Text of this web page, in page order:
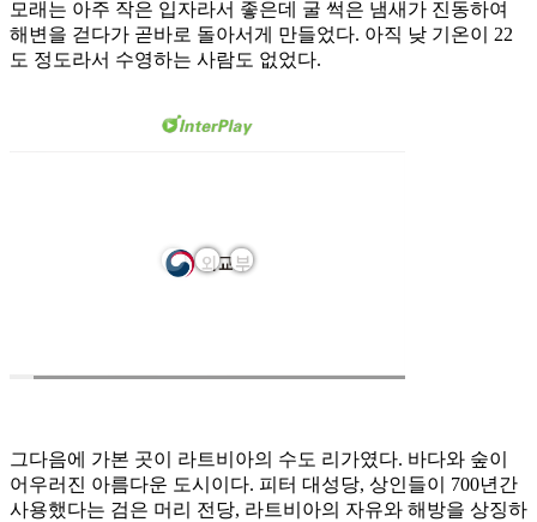
모래는 아주 작은 입자라서 좋은데 굴 썩은 냄새가 진동하여
해변을 걷다가 곧바로 돌아서게 만들었다. 아직 낮 기온이 22
도 정도라서 수영하는 사람도 없었다.
그다음에 가본 곳이 라트비아의 수도 리가였다. 바다와 숲이
어우러진 아름다운 도시이다. 피터 대성당, 상인들이 700년간
사용했다는 검은 머리 전당, 라트비아의 자유와 해방을 상징하